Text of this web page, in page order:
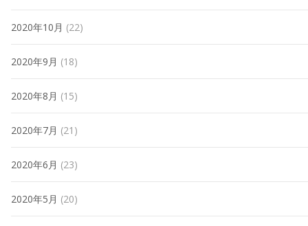
2020年10月 (22)
2020年9月 (18)
2020年8月 (15)
2020年7月 (21)
2020年6月 (23)
2020年5月 (20)